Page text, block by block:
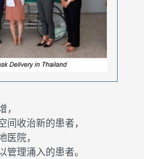
收治新的患者，
院，
理涌入的患者。